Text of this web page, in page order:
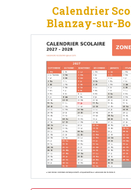
Calendrier
Blanzay-sur-